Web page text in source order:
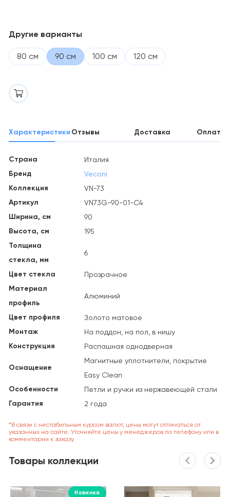
Другие варианты
80 см 90 см 100 см 120 см
Характеристики Отзывы Доставка Оплата
Страна Италия
Бренд Veconi
Коллекция VN-73
Артикул VN73G-90-01-C4
Ширина, см 90
Высота, см 195
Толщина
стекла, мм
6
Цвет стекла Прозрачное
Материал
профиль
Алюминий
Цвет профиля Золото матовое
Монтаж На поддон, на пол, в нишу
Конструкция Распашная однодверная
Оснащение
Магнитные уплотнители, покрытие
Easy Clean
Особенности Петли и ручки из нержавеющей стали
Гарантия 2 года
*В связи с нестабильным курсом валют, цены могут отличаться от
указанных на сайте. Уточняйте цены у менеджеров по телефону или в
комментарии к заказу.
Товары коллекции
Новинка